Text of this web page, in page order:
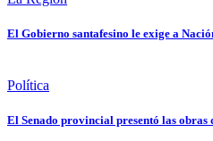
El Gobierno santafesino le exige a
Política
El Senado provincial presentó las obras